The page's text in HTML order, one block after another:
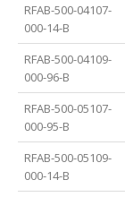
RFAB-500-04107-
000-14-B
RFAB-500-04109-
000-96-B
RFAB-500-05107-
000-95-B
RFAB-500-05109-
000-14-B